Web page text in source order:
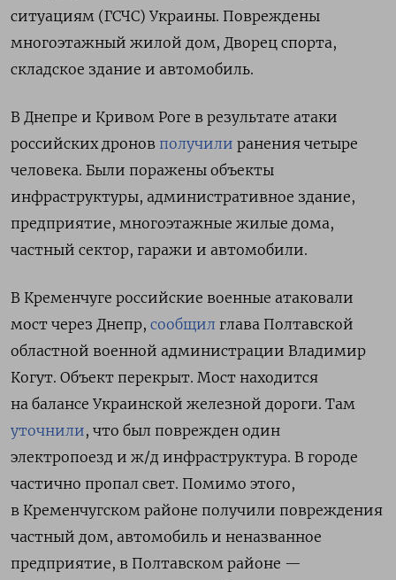
ситуациям (ГСЧС) Украины. Повреждены
многоэтажный жилой дом, Дворец спорта,
складское здание и автомобиль.
В Днепре и Кривом Роге в результате атаки
российских дронов получили ранения четыре
человека. Были поражены объекты
инфраструктуры, административное здание,
предприятие, многоэтажные жилые дома,
частный сектор, гаражи и автомобили.
В Кременчуге российские военные атаковали
мост через Днепр, сообщил глава Полтавской
областной военной администрации Владимир
Когут. Объект перекрыт. Мост находится
на балансе Украинской железной дороги. Там
уточнили, что был поврежден один
электропоезд и ж/д инфраструктура. В городе
частично пропал свет. Помимо этого,
в Кременчугском районе получили повреждения
частный дом, автомобиль и неназванное
предприятие, в Полтавском районе —